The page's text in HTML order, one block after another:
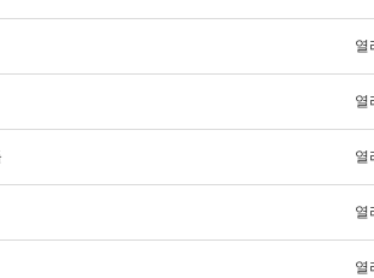
열
열
열
열
열